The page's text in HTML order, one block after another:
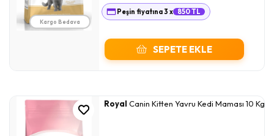
Kargo Bedava
Peşin fiyatına 3 x
850 TL
SEPETE EKLE
Royal Canin Kitten Yavru Kedi Maması 10 Kg